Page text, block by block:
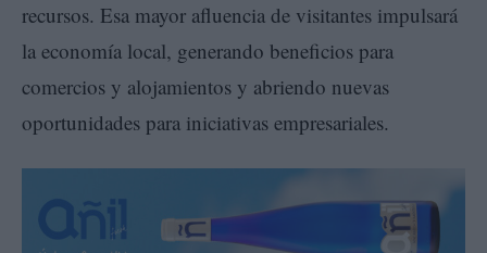
recursos. Esa mayor afluencia de visitantes impulsará
la economía local, generando beneficios para
comercios y alojamientos y abriendo nuevas
oportunidades para iniciativas empresariales.